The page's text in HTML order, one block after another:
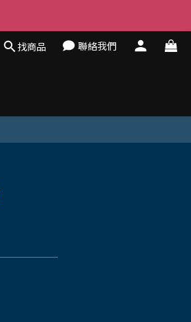
找商品 聯絡我們